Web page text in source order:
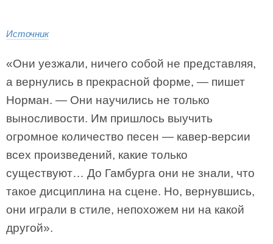
Источник
«Они уезжали, ничего собой не представляя,
а вернулись в прекрасной форме, — пишет
Норман. — Они научились не только
выносливости. Им пришлось выучить
огромное количество песен — кавер-версии
всех произведений, какие только
существуют… До Гамбурга они не знали, что
такое дисциплина на сцене. Но, вернувшись,
они играли в стиле, непохожем ни на какой
другой».